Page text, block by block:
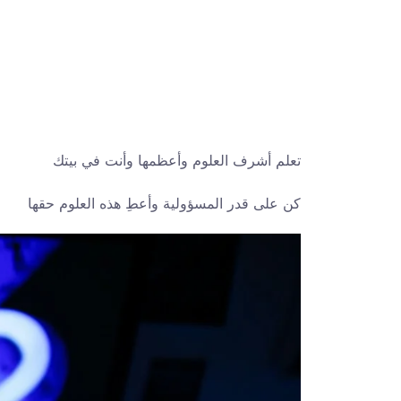
تعلم أشرف العلوم وأعظمها وأنت في بيتك
كن على قدر المسؤولية وأعطِ هذه العلوم حقها